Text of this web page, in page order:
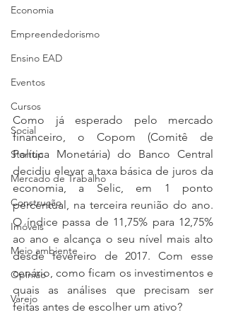
Economia
Empreendedorismo
Ensino EAD
Eventos
Cursos
Social
Startup
Mercado de Trabalho
Construção
Imóveis
Meio ambiente
Opinião
Varejo
Como já esperado pelo mercado
financeiro, o Copom (Comitê de
Política Monetária) do Banco Central
decidiu elevar a taxa básica de juros da
economia, a Selic, em 1 ponto
percentual, na terceira reunião do ano.
O índice passa de 11,75% para 12,75%
ao ano e alcança o seu nível mais alto
desde fevereiro de 2017. Com esse
cenário, como ficam os investimentos e
quais as análises que precisam ser
feitas antes de escolher um ativo?